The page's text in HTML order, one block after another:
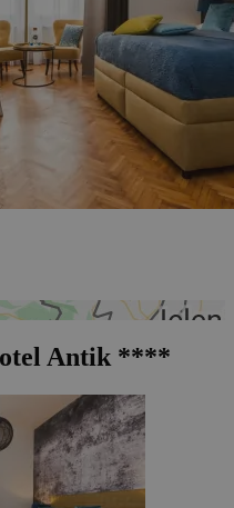
Antik ****